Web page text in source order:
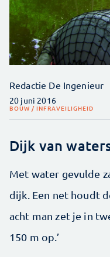
Redactie De Ingenieur
20 juni 2016
BOUW / INFRAVEILIGHEID
Dijk van
Met water gevulde
dijk. Een net houdt
acht man zet je in
150 m op.’